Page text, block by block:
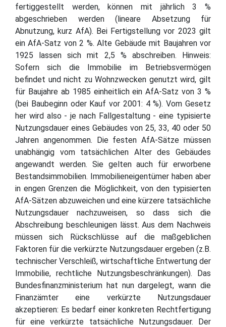
fertiggestellt werden, können mit jährlich 3 %
abgeschrieben werden (lineare Absetzung für
Abnutzung, kurz AfA). Bei Fertigstellung vor 2023 gilt
ein AfA-Satz von 2 %. Alte Gebäude mit Baujahren vor
1925 lassen sich mit 2,5 % abschreiben. Hinweis:
Sofern sich die Immobilie im Betriebsvermögen
befindet und nicht zu Wohnzwecken genutzt wird, gilt
für Baujahre ab 1985 einheitlich ein AfA-Satz von 3 %
(bei Baubeginn oder Kauf vor 2001: 4 %). Vom Gesetz
her wird also - je nach Fallgestaltung - eine typisierte
Nutzungsdauer eines Gebäudes von 25, 33, 40 oder 50
Jahren angenommen. Die festen AfA-Sätze müssen
unabhängig vom tatsächlichen Alter des Gebäudes
angewandt werden. Sie gelten auch für erworbene
Bestandsimmobilien. Immobilieneigentümer haben aber
in engen Grenzen die Möglichkeit, von den typisierten
AfA-Sätzen abzuweichen und eine kürzere tatsächliche
Nutzungsdauer nachzuweisen, so dass sich die
Abschreibung beschleunigen lässt. Aus dem Nachweis
müssen sich Rückschlüsse auf die maßgeblichen
Faktoren für die verkürzte Nutzungsdauer ergeben (z.B.
technischer Verschleiß, wirtschaftliche Entwertung der
Immobilie, rechtliche Nutzungsbeschränkungen). Das
Bundesfinanzministerium hat nun dargelegt, wann die
Finanzämter eine verkürzte Nutzungsdauer
akzeptieren: Es bedarf einer konkreten Rechtfertigung
für eine verkürzte tatsächliche Nutzungsdauer. Der